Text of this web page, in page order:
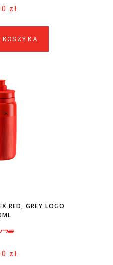
zł
KOSZYKA
RED, GREY LOGO
zł